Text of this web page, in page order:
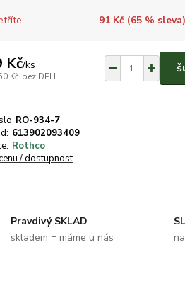
91 Kč (65% sleva)
Kč/ks
Kč bez DPH
RO-934-7
613902093409
Rothco
/ dostupnost
Pravdivý SKLAD
skladem = máme u nás